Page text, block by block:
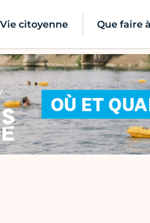
Vie citoyenne Que faire